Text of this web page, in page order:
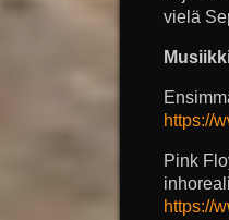
vielä
https://
Pink
https://